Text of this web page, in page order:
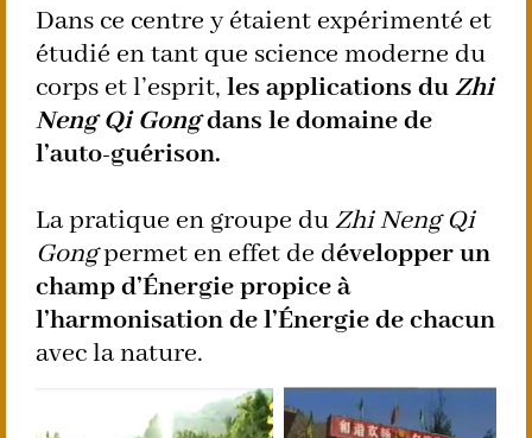
Dans ce centre y étaient expérimenté et
étudié en tant que science moderne du
corps et l’esprit, les applications duZhi
Neng Qi Gongdans le domaine de
l’auto-guérison.
La pratique en groupe duZhi Neng Qi
Gongpermet en effet de développer un
champ d’Énergie propice à
l’harmonisation de l’Énergie de chacun
avec la nature.